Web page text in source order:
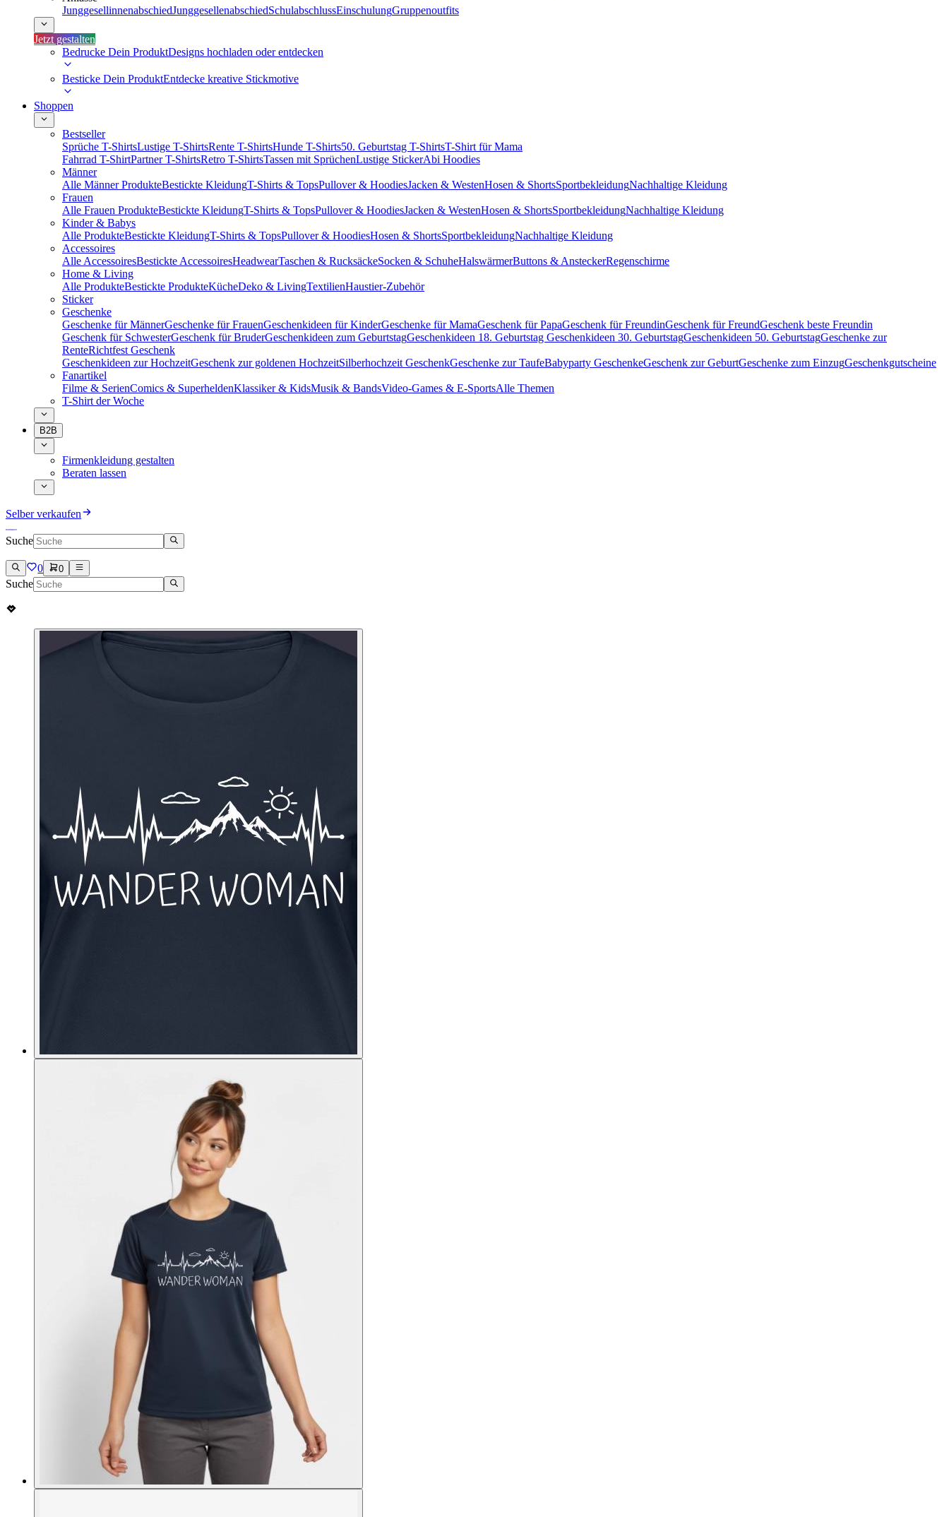
JunggesellinnenabschiedJunggesellenabschiedSchulabschlussEinschulungGruppenoutfits
Jetzt gestalten
Bedrucke Dein ProduktDesigns hochladen oder entdecken
Besticke Dein ProduktEntdecke kreative Stickmotive
Shoppen
Bestseller
Sprüche T-ShirtsLustige T-ShirtsRente T-ShirtsHunde T-Shirts50. Geburtstag T-ShirtsT-Shirt für Mama
Fahrrad T-ShirtPartner T-ShirtsRetro T-ShirtsTassen mit SprüchenLustige StickerAbi Hoodies
Männer
Alle Männer ProdukteBestickte KleidungT-Shirts & TopsPullover & HoodiesJacken & WestenHosen & ShortsSportbekleidungNachhaltige Kleidung
Frauen
Alle Frauen ProdukteBestickte KleidungT-Shirts & TopsPullover & HoodiesJacken & WestenHosen & ShortsSportbekleidungNachhaltige Kleidung
Kinder & Babys
Alle ProdukteBestickte KleidungT-Shirts & TopsPullover & HoodiesHosen & ShortsSportbekleidungNachhaltige Kleidung
Accessoires
Alle AccessoiresBestickte AccessoiresHeadwearTaschen & RucksäckeSocken & SchuheHalswärmerButtons & AnsteckerRegenschirme
Home & Living
Alle ProdukteBestickte ProdukteKücheDeko & LivingTextilienHaustier-Zubehör
Sticker
Geschenke
Geschenke für MännerGeschenke für FrauenGeschenkideen für KinderGeschenke für MamaGeschenk für PapaGeschenk für FreundinGeschenk für FreundGeschenk beste Freundin
Geschenk für SchwesterGeschenk für BruderGeschenkideen zum GeburtstagGeschenkideen 18. Geburtstag Geschenkideen 30. GeburtstagGeschenkideen 50. GeburtstagGeschenke zur
RenteRichtfest Geschenk
Geschenkideen zur HochzeitGeschenk zur goldenen HochzeitSilberhochzeit GeschenkGeschenke zur TaufeBabyparty GeschenkeGeschenk zur GeburtGeschenke zum EinzugGeschenkgutscheine
Fanartikel
Filme & SerienComics & SuperheldenKlassiker & KidsMusik & BandsVideo-Games & E-SportsAlle Themen
T-Shirt der Woche
B2B
Firmenkleidung gestalten
Beraten lassen
Selber verkaufen
Suche
0 0
Suche